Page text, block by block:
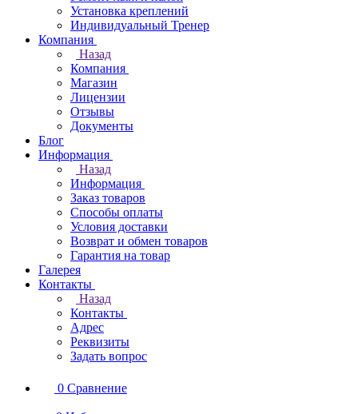
Установка креплений
Индивидуальный Тренер
Компания
Назад
Компания
Магазин
Лицензии
Отзывы
Документы
Блог
Информация
Назад
Информация
Заказ товаров
Способы оплаты
Условия доставки
Возврат и обмен товаров
Гарантия на товар
Галерея
Контакты
Назад
Контакты
Адрес
Реквизиты
Задать вопрос
0 Сравнение